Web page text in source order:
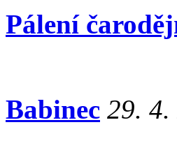
Pálení
Babinec 29. 4.